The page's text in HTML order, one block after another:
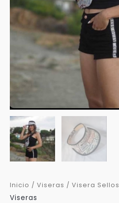
Inicio / Viseras / Visera Sellos
Viseras